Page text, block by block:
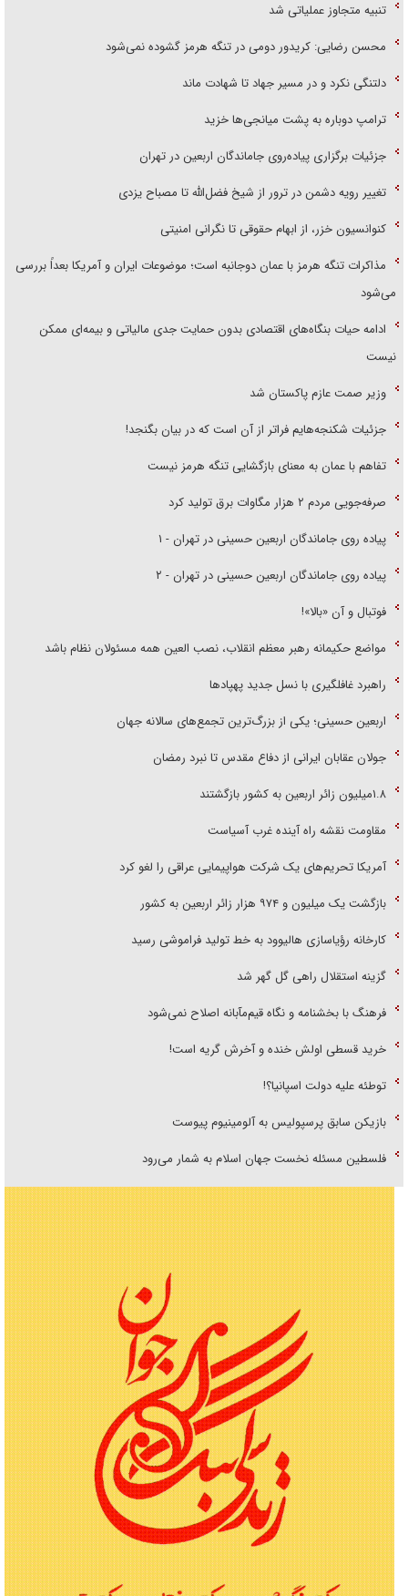
تنبیه متجاوز عملیاتی شد
محسن رضایی: کریدور دومی در تنگه هرمز گشوده نمی‌شود
دلتنگی نکرد و در مسیر جهاد تا شهادت ماند
ترامپ دوباره به پشت میانجی‌ها خزید
جزئیات برگزاری پیاده‌روی جاماندگان اربعین در تهران
تغییر رویه دشمن در ترور از شیخ فضل‌الله تا مصباح یزدی
کنوانسیون خزر، از ابهام حقوقی تا نگرانی امنیتی
مذاکرات تنگه هرمز با عمان دوجانبه است؛ موضوعات ایران و آمریکا بعداً بررسی
می‌شود
ادامه حیات بنگاه‌های اقتصادی بدون حمایت جدی مالیاتی و بیمه‌ای ممکن
نیست
وزیر صمت عازم پاکستان شد
جزئیات شکنجه‌هایم فراتر از آن است که در بیان بگنجد!
تفاهم با عمان به معنای بازگشایی تنگه هرمز نیست
صرفه‌جویی مردم ۲ هزار مگاوات برق تولید کرد
پیاده روی جاماندگان اربعین حسینی در تهران - ۱
پیاده روی جاماندگان اربعین حسینی در تهران - ۲
فوتبال و آن «بالا»!
مواضع حکیمانه رهبر معظم انقلاب، نصب العین همه مسئولان نظام باشد
راهبرد غافلگیری با نسل جدید پهپاد‌ها
اربعین حسینی؛ یکی از بزرگ‌ترین تجمع‌های سالانه جهان
جولان عقابان ایرانی از دفاع مقدس تا نبرد رمضان
۱.۸میلیون زائر اربعین به کشور بازگشتند
مقاومت نقشه راه آینده غرب آسیاست
آمریکا تحریم‌های یک شرکت هواپیمایی عراقی را لغو کرد
بازگشت یک میلیون و ۹۷۴ هزار زائر اربعین به کشور
کارخانه رؤیاسازی هالیوود به خط تولید فراموشی رسید
گزینه استقلال راهی گل گهر شد
فرهنگ با بخشنامه و نگاه قیم‌مآبانه اصلاح نمی‌شود
خرید قسطی اولش خنده و آخرش گریه است!
توطئه علیه دولت اسپانیا؟!
بازیکن سابق پرسپولیس به آلومینیوم پیوست
فلسطین مسئله نخست جهان اسلام به شمار می‌رود